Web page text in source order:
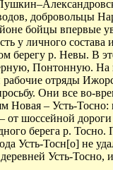
добровольцы
бойцы
у личного
берегу р. Невы. В
Понтонную.
отряды
Они все во-
Новая – Усть-
шоссейной
берега р.
Усть-Тосн[о]
Усть-Тосно,